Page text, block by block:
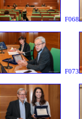
F068
F073